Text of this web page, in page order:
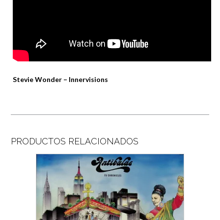
Stevie Wonder – Innervisions
PRODUCTOS RELACIONADOS